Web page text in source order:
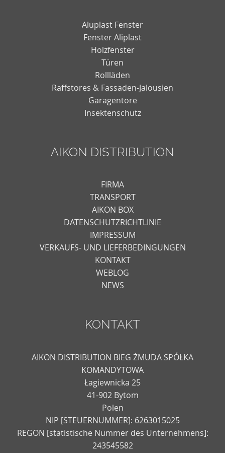
Aluplast Fenster
Fenster Aliplast
Holzfenster
Türen
Rollläden
Raffstores & Fassaden-Jalousien
Garagentore
Insektenschutz
AIKON DISTRIBUTION
FIRMA
TRANSPORT
AIKON BOX
DATENSCHUTZRICHTLINIE
IMPRESSUM
VERKAUFS- UND LIEFERBEDINGUNGEN
KONTAKT
WEBLOG
NEWS
KONTAKT
AIKON DISTRIBUTION BIEG ŻMUDA SPÓŁKA
KOMANDYTOWA
Łagiewnicka 25
41-902 Bytom
Polen
NIP [STEUERNUMMER]: 6263015025
REGON [statistische Nummer des Unternehmens]:
243545582